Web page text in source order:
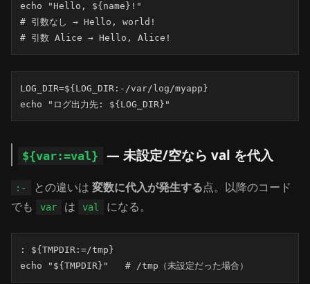
echo "Hello, ${name}!"
# 引数なし → Hello, world!
# 引数 Alice → Hello, Alice!
LOG_DIR=${LOG_DIR:-/var/log/myapp}
echo "ログ出力先: ${LOG_DIR}"
${var:=val} — 未設定/空なら val を代入
:- との違いは 変数に代入が発生する点。以降のコード
でも
var は val になる。
: ${TMPDIR:=/tmp}
echo "${TMPDIR}"   # /tmp（未設定だった場合）